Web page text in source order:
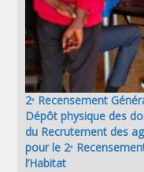
2ᵉ Recensement
Dépôt physique des
du Recrutement des
pour le 2ᵉ
l’Habitat